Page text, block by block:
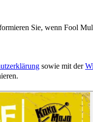
Sie, wenn Fool
sowie mit der